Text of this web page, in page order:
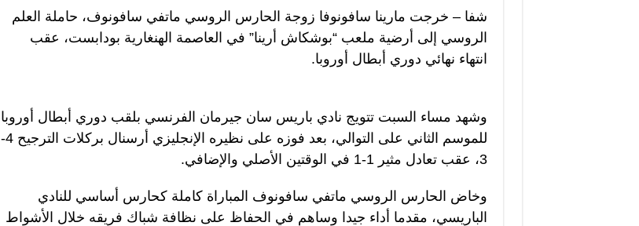
شفا – خرجت مارينا سافونوفا زوجة الحارس الروسي ماتفي سافونوف، حاملة العلم
الروسي إلى أرضية ملعب “بوشكاش أرينا” في العاصمة الهنغارية بودابست، عقب
انتهاء نهائي دوري أبطال أوروبا.
وشهد مساء السبت تتويج نادي باريس سان جيرمان الفرنسي بلقب دوري أبطال أوروبا
للموسم الثاني على التوالي، بعد فوزه على نظيره الإنجليزي أرسنال بركلات الترجيح 4-
3، عقب تعادل مثير 1-1 في الوقتين الأصلي والإضافي.
وخاض الحارس الروسي ماتفي سافونوف المباراة كاملة كحارس أساسي للنادي
الباريسي، مقدما أداء جيدا وساهم في الحفاظ على نظافة شباك فريقه خلال الأشواط